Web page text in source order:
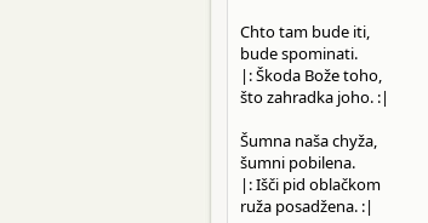
Chto tam bude iti,
bude spominati.
|: Škoda Bože toho,
što zahradka joho. :|
Šumna naša chyža,
šumni pobilena.
|: Išči pid oblačkom
ruža posadžena. :|